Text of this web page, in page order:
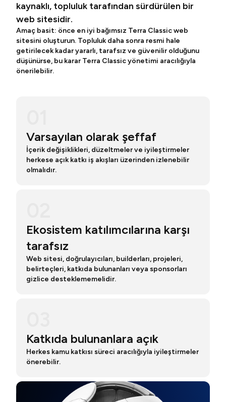
kaynaklı, topluluk tarafından sürdürülen bir
web sitesidir.
Amaç basit: önce en iyi bağımsız Terra Classic web
sitesini oluşturun. Topluluk daha sonra resmi hale
getirilecek kadar yararlı, tarafsız ve güvenilir olduğunu
düşünürse, bu karar Terra Classic yönetimi aracılığıyla
önerilebilir.
Varsayılan olarak şeffaf
İçerik değişiklikleri, düzeltmeler ve iyileştirmeler
herkese açık katkı iş akışları üzerinden izlenebilir
olmalıdır.
Ekosistem katılımcılarına karşı
tarafsız
Web sitesi, doğrulayıcıları, builderları, projeleri,
belirteçleri, katkıda bulunanları veya sponsorları
gizlice desteklememelidir.
Katkıda bulunanlara açık
Herkes kamu katkısı süreci aracılığıyla iyileştirmeler
önerebilir.